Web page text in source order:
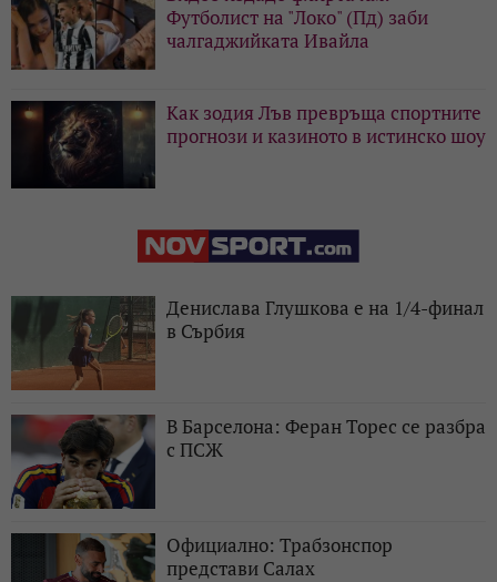
Футболист на "Локо" (Пд) заби
чалгаджийката Ивайла
Как зодия Лъв превръща спортните
прогнози и казиното в истинско шоу
Денислава Глушкова е на 1/4-финал
в Сърбия
В Барселона: Феран Торес се разбра
с ПСЖ
Официално: Трабзонспор
представи Салах